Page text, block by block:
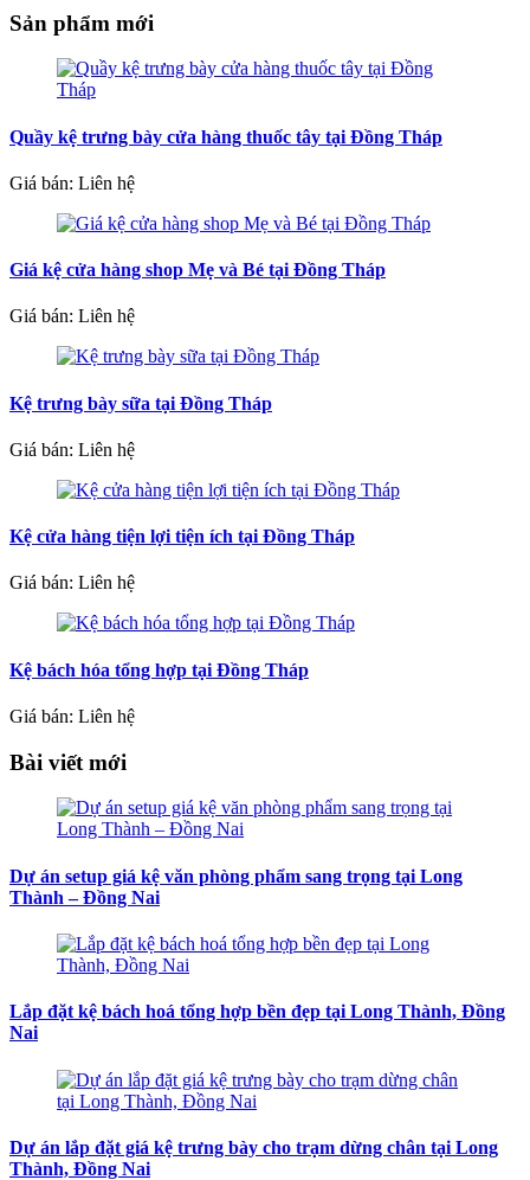
Sản phẩm mới
Quầy kệ trưng bày cửa hàng thuốc tây tại Đồng Tháp
Giá bán: Liên hệ
Giá kệ cửa hàng shop Mẹ và Bé tại Đồng Tháp
Giá bán: Liên hệ
Kệ trưng bày sữa tại Đồng Tháp
Giá bán: Liên hệ
Kệ cửa hàng tiện lợi tiện ích tại Đồng Tháp
Giá bán: Liên hệ
Kệ bách hóa tổng hợp tại Đồng Tháp
Giá bán: Liên hệ
Bài viết mới
Dự án setup giá kệ văn phòng phẩm sang trọng tại Long
Thành – Đồng Nai
Lắp đặt kệ bách hoá tổng hợp bền đẹp tại Long Thành, Đồng
Nai
Dự án lắp đặt giá kệ trưng bày cho trạm dừng chân tại Long
Thành, Đồng Nai